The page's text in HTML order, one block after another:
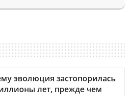
эволюция застопорилась
лет, прежде чем